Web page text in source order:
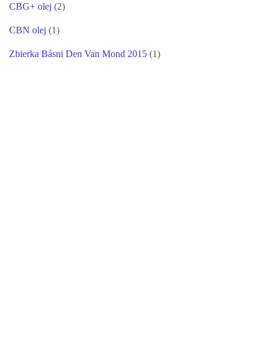
CBG+ olej (2)
CBN olej (1)
Zbierka Básni Den Van Mond 2015 (1)